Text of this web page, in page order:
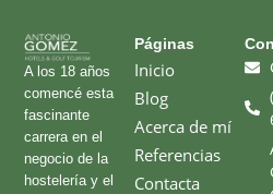
A los 18 años
comencé esta
fascinante
carrera en el
negocio de la
hostelería y el
Páginas​
Inicio
Blog
Acerca de mí
Referencias
Contacta